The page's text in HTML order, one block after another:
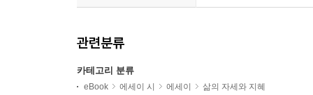
관련분류
카테고리 분류
eBook 에세이 시 에세이 삶의 자세와 지혜